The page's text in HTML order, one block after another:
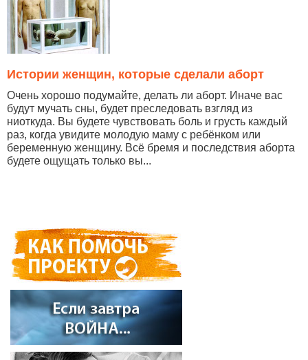
Истории женщин, которые сделали аборт
Очень хорошо подумайте, делать ли аборт. Иначе вас
будут мучать сны, будет преследовать взгляд из
ниоткуда. Вы будете чувствовать боль и грусть каждый
раз, когда увидите молодую маму с ребёнком или
беременную женщину. Всё бремя и последствия аборта
будете ощущать только вы...